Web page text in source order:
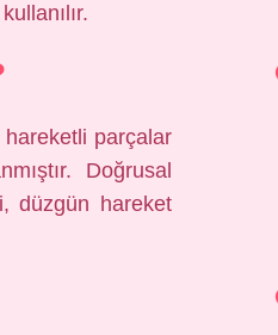
hareketli parçalar
Doğrusal
düzgün hareket